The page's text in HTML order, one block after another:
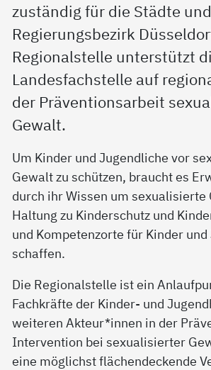
zuständig für die Städte
Regierungsbezirk
Regionalstelle unterstützt
Landesfachstelle auf
der Präventionsarbeit
Gewalt.
Um Kinder und Jugendliche vor
Gewalt zu schützen, braucht es
durch ihr Wissen um sexualisierte
Haltung zu Kinderschutz und
und Kompetenzorte für Kinder
schaffen.
Die Regionalstelle ist ein
Fachkräfte der Kinder- und
weiteren Akteur*innen in der
Intervention bei sexualisierter
eine möglichst flächendeckende